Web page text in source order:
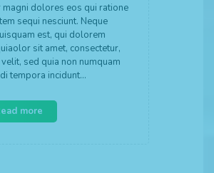
magni dolores eos qui ratione
sequi nesciunt. Neque
est, qui dolorem
sit amet, consectetur,
sed quia non numquam
tempora incidunt…
more